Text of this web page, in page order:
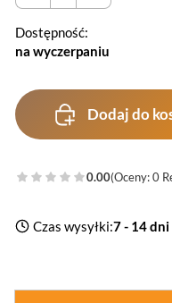
Dostępność:
na wyczerpaniu
Dodaj do
0.00(Oceny: 0
Czas wysyłki:7 - 14 dni